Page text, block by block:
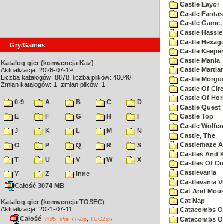
Gry/Games
Katalog gier (konwencja Kaz)
Aktualizacja: 2026-07-19
Liczba katalogów: 8878, liczba plików: 40040
Zmian katalogów: 1, zmian plików: 1
0-9 A B C
D
E
F G H
I
J
K L M
N
O
P Q R
S
T
U V W
X
Y
Z
inne
Całość 3074 MB
Katalog gier (konwencja TOSEC)
Aktualizacja: 2021-07-11
Całość md5 sha (7-Zip TUGZip)
Castle Eayor
Castle
Castle
Castle Hassle
Castle
Castle Keeper
Castle Mania
Castle
Castle
Castle Of
Castle Of
Castle Quest
Castle Top
Castle
Castle, The
Castlemaze
Castles And
Castles Of
Castlevania
Castlevania
Cat And
Cat Nap
Catacombs
Catacombs